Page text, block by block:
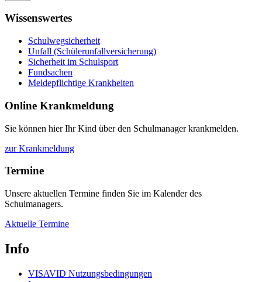
Wissenswertes
Schulwegsicherheit
Unfall (Schülerunfallversicherung)
Sicherheit im Schulsport
Fundsachen
Meldepflichtige Krankheiten
Online Krankmeldung
Sie können hier Ihr Kind über den Schulmanager krankmelden.
zur Krankmeldung
Termine
Unsere aktuellen Termine finden Sie im Kalender des
Schulmanagers.
Aktuelle Termine
Info
VISAVID Nutzungsbedingungen